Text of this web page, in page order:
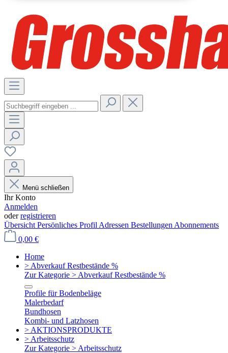
Menü schließen
Ihr Konto
Anmelden
oderregistrieren
Übersicht Persönliches Profil Adressen Bestellungen Abonnements
0,00 €
Home
> Abverkauf Restbestände %
Zur Kategorie > Abverkauf Restbestände %
Profile für Bodenbeläge
Malerbedarf
Bundhosen
Kombi- und Latzhosen
> AKTIONSPRODUKTE
> Arbeitsschutz
Zur Kategorie > Arbeitsschutz